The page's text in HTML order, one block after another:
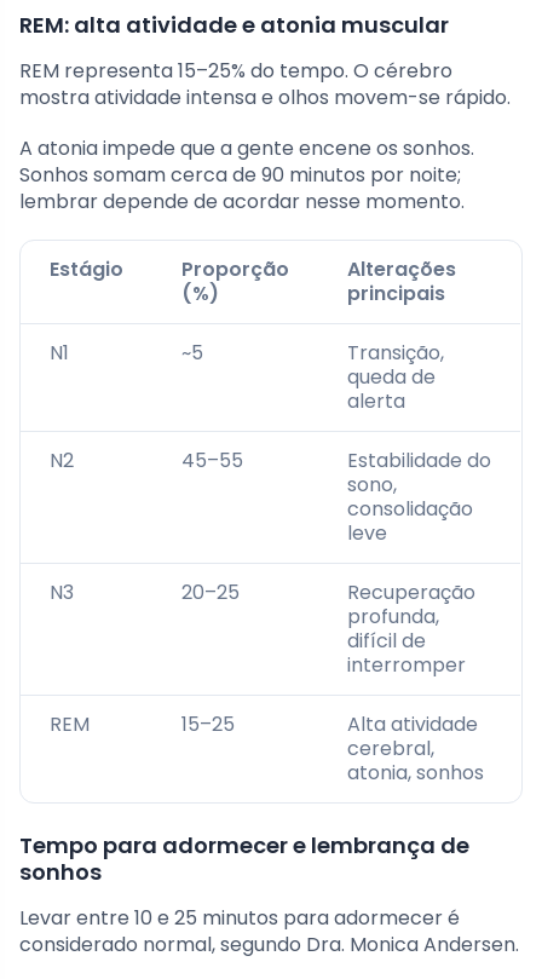
REM: alta atividade e atonia muscular
REM representa 15–25% do tempo. O cérebro
mostra atividade intensa e olhos movem-se rápido.
A atonia impede que a gente encene os sonhos.
Sonhos somam cerca de 90 minutos por noite;
lembrar depende de acordar nesse momento.
Estágio
Proporção
(%)
Alterações
principais
N1 ~5
Transição,
queda de
alerta
N2 45–55
Estabilidade do
sono,
consolidação
leve
N3 20–25
Recuperação
profunda,
difícil de
interromper
REM 15–25
Alta atividade
cerebral,
atonia, sonhos
Tempo para adormecer e lembrança de
sonhos
Levar entre 10 e 25 minutos para adormecer é
considerado normal, segundo Dra. Monica Andersen.